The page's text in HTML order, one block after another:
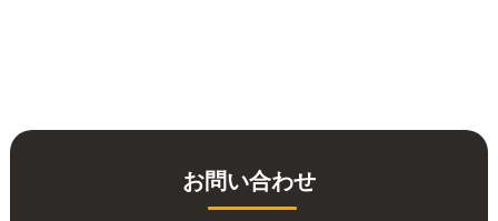
お問い合わせ